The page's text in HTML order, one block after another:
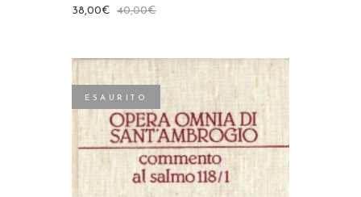
40,00€
38,00€
ESAURITO